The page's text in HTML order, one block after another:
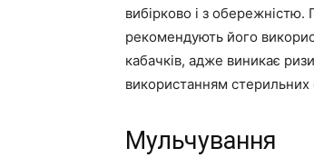
вибірково і з
рекомендують його
кабачків, адже виникає
використанням стерильних
Мульчування